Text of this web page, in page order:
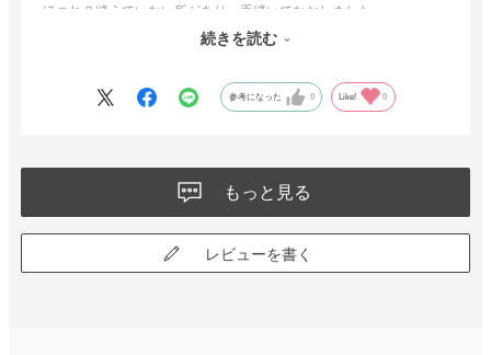
ほつれ？縫えていない所があり、手縫いでなおしました。
縫製のしにくい布地かと思いますが、とても気持ちいいので気に入
続きを読む
参考になった 0 Like! 0
もっと見る
レビューを書く